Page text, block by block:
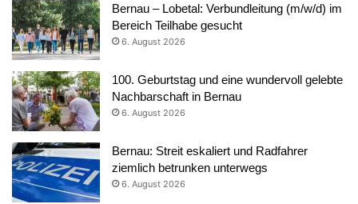
Bernau – Lobetal: Verbundleitung (m/w/d) im
Bereich Teilhabe gesucht
6. August 2026
100. Geburtstag und eine wundervoll gelebte
Nachbarschaft in Bernau
6. August 2026
Bernau: Streit eskaliert und Radfahrer
ziemlich betrunken unterwegs
6. August 2026